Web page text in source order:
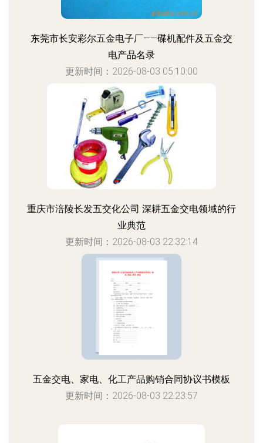
东莞市长安彩尔五金电子厂——碟机配件及五金交
电产品名录
更新时间：2026-08-03 05:10:00
重庆市涪陵长发五交化公司 深耕五金交电领域的行
业典范
更新时间：2026-08-03 22:32:14
五金交电、家电、化工产品购销合同协议书模板
更新时间：2026-08-03 22:23:57